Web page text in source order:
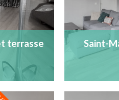
terrasse
Saint-